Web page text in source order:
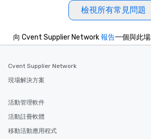
檢視所有常見問題
向 Cvent Supplier Network報告一個與此場
Cvent Supplier Network
現場解決方案
活動管理軟件
活動註冊軟體
移動活動應用程式